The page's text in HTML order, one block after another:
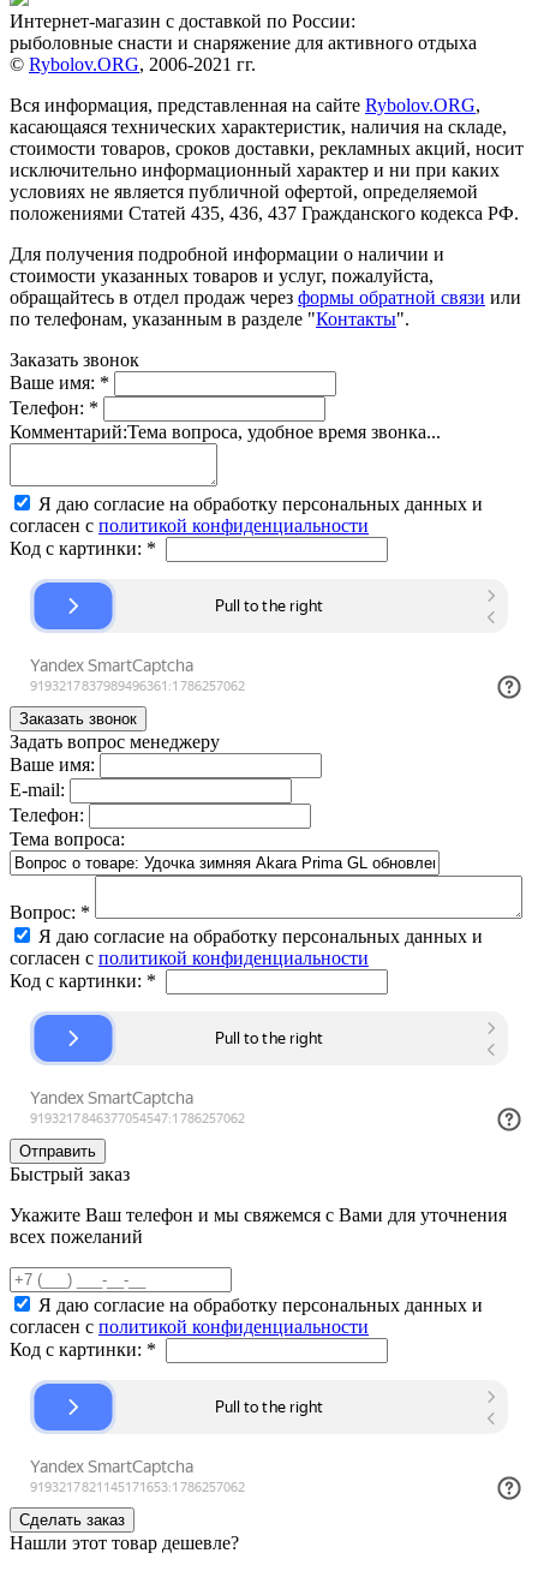
Интернет-магазин с доставкой по России:
рыболовные снасти и снаряжение для активного отдыха
© Rybolov.ORG, 2006-2021 гг.
Вся информация, представленная на сайте Rybolov.ORG,
касающаяся технических характеристик, наличия на складе,
стоимости товаров, сроков доставки, рекламных акций, носит
исключительно информационный характер и ни при каких
условиях не является публичной офертой, определяемой
положениями Статей 435, 436, 437 Гражданского кодекса РФ.
Для получения подробной информации о наличии и
стоимости указанных товаров и услуг, пожалуйста,
обращайтесь в отдел продаж через формы обратной связи или
по телефонам, указанным в разделе "Контакты".
Заказать звонок
Ваше имя: *
Телефон: *
Комментарий:Тема вопроса, удобное время звонка...
Я даю согласие на обработку персональных данных и
согласен с политикой конфиденциальности
Код с картинки: *
Задать вопрос менеджеру
Ваше имя:
E-mail:
Телефон:
Тема вопроса:
Вопрос: *
Я даю согласие на обработку персональных данных и
согласен с политикой конфиденциальности
Код с картинки: *
Быстрый заказ
Укажите Ваш телефон и мы свяжемся с Вами для уточнения
всех пожеланий
Я даю согласие на обработку персональных данных и
согласен с политикой конфиденциальности
Код с картинки: *
Нашли этот товар дешевле?